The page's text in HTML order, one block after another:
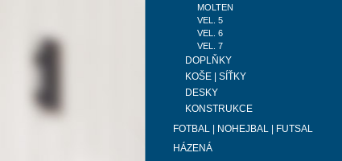
MOLTEN
VEL. 5
VEL. 6
VEL. 7
DOPLŇKY
KOŠE | SÍŤKY
DESKY
KONSTRUKCE
FOTBAL | NOHEJBAL | FUTSAL
HÁZENÁ